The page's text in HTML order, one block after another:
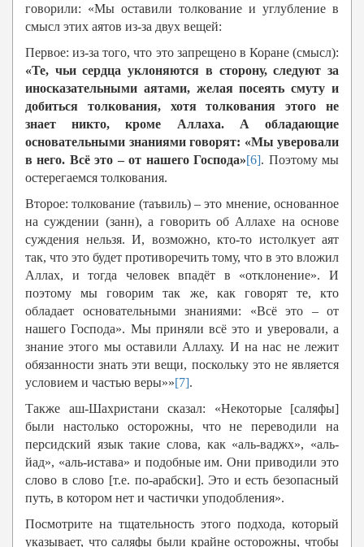
говорили: «Мы оставили толкование и углубление в
смысл этих аятов из-за двух вещей:
Первое: из-за того, что это запрещено в Коране (смысл):
«Те, чьи сердца уклоняются в сторону, следуют за
иносказательными аятами, желая посеять смуту и
добиться толкования, хотя толкования этого не
знает никто, кроме Аллаха. А обладающие
основательными знаниями говорят: «Мы уверовали
в него. Всё это – от нашего Господа»[6]. Поэтому мы
остерегаемся толкования.
Второе: толкование (таъвиль) – это мнение, основанное
на суждении (занн), а говорить об Аллахе на основе
суждения нельзя. И, возможно, кто-то истолкует аят
так, что это будет противоречить тому, что в это вложил
Аллах, и тогда человек впадёт в «отклонение». И
поэтому мы говорим так же, как говорят те, кто
обладает основательными знаниями: «Всё это – от
нашего Господа». Мы приняли всё это и уверовали, а
знание этого мы оставили Аллаху. И на нас не лежит
обязанности знать эти вещи, поскольку это не является
условием и частью веры»»[7].
Также аш-Шахристани сказал: «Некоторые [саляфы]
были настолько осторожны, что не переводили на
персидский язык такие слова, как «аль-ваджх», «аль-
йад», «аль-истава» и подобные им. Они приводили это
слово в слово [т.е. по-арабски]. Это и есть безопасный
путь, в котором нет и частички уподобления».
Посмотрите на тщательность этого подхода, который
указывает, что саляфы были крайне осторожны, чтобы